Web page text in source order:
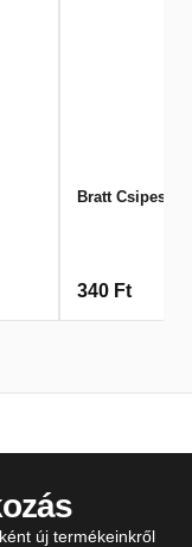
Bratt Csipesz
340 Ft
új termékeinkről